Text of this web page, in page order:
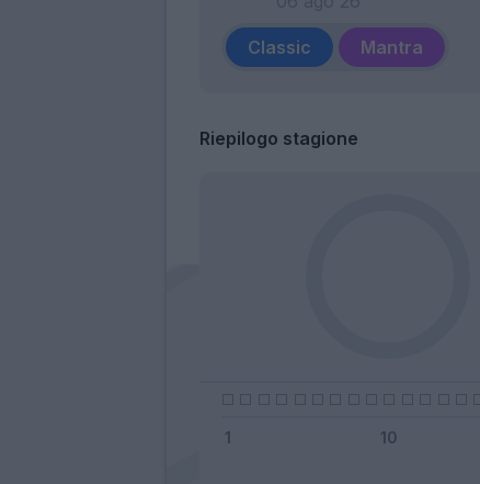
Classic Mantra
Riepilogo stagione